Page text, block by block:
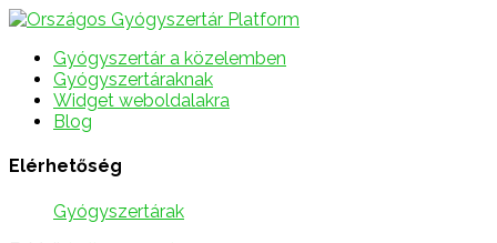
Gyógyszertár a közelemben
Gyógyszertáraknak
Widget weboldalakra
Blog
Elérhetőség
Gyógyszertárak